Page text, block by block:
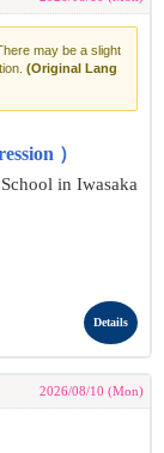
may be a slight
(Original Lang
）
in Iwasaka
Details
2026/08/10 (Mon)